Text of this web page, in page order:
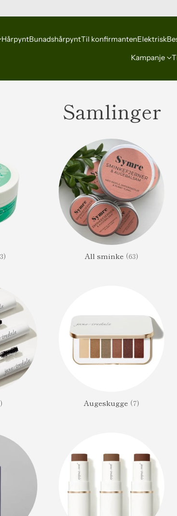
HårpyntBunadshårpyntTil konfirmantenElektrisk
Kampanje
Samlinger
All sminke (63)
Augeskugge (7)